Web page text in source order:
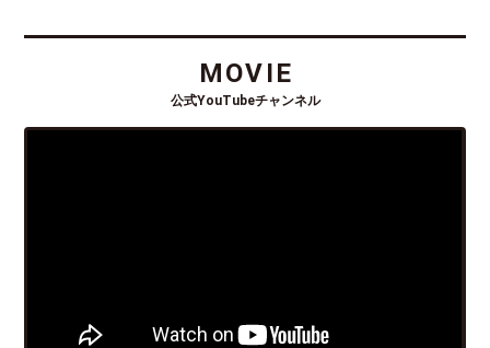
MOVIE
公式YouTubeチャンネル